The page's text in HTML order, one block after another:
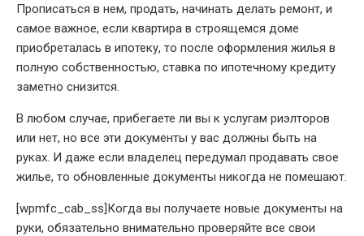
Прописаться в нем, продать, начинать делать ремонт, и
самое важное, если квартира в строящемся доме
приобреталась в ипотеку, то после оформления жилья в
полную собственностью, ставка по ипотечному кредиту
заметно снизится.
В любом случае, прибегаете ли вы к услугам риэлторов
или нет, но все эти документы у вас должны быть на
руках. И даже если владелец передумал продавать свое
жилье, то обновленные документы никогда не помешают.
[wpmfc_cab_ss]Когда вы получаете новые документы на
руки, обязательно внимательно проверяйте все свои